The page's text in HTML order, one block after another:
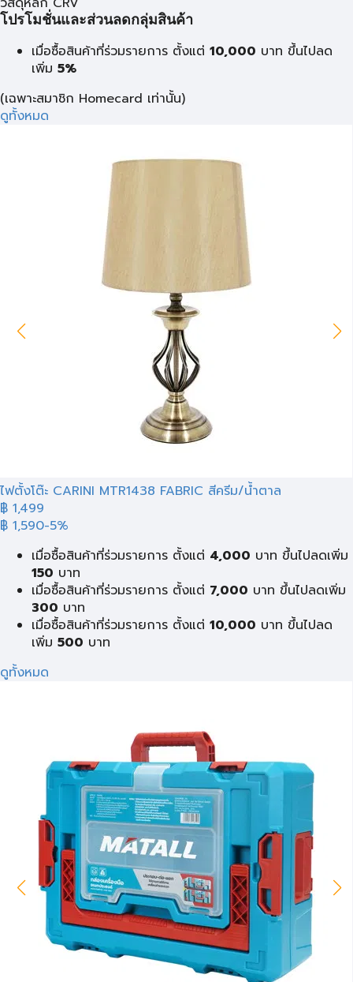
โปรโมชั่นและส่วนลดกลุ่มสินค้า
เมื่อซื้อสินค้าที่ร่วมรายการ ตั้งแต่ 10,000 บาท ขึ้นไปลด
เพิ่ม 5%
(เฉพาะสมาชิก Homecard เท่านั้น)
ดูทั้งหมด
ไฟตั้งโต๊ะ CARINI MTR1438 FABRIC สีครีม/น้ำตาล
฿ 1,499
฿ 1,590-5%
เมื่อซื้อสินค้าที่ร่วมรายการ ตั้งแต่ 4,000 บาท ขึ้นไปลดเพิ่ม
150 บาท
เมื่อซื้อสินค้าที่ร่วมรายการ ตั้งแต่ 7,000 บาท ขึ้นไปลดเพิ่ม
300 บาท
เมื่อซื้อสินค้าที่ร่วมรายการ ตั้งแต่ 10,000 บาท ขึ้นไปลด
เพิ่ม 500 บาท
ดูทั้งหมด